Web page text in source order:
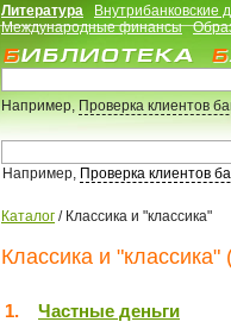
Литература
Внутрибанковские
Международные финансы
Например,Проверка клиентов
Например, Проверка клиентов
Каталог / Классика и "классика"
Классика и "классика"
1. Частные деньги